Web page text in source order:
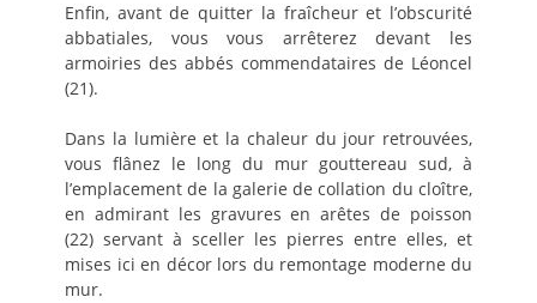
Enfin, avant de quitter la fraîcheur et l’obscurité
abbatiales, vous vous arrêterez devant les
armoiries des abbés commendataires de Léoncel
(21).
Dans la lumière et la chaleur du jour retrouvées,
vous flânez le long du mur gouttereau sud, à
l’emplacement de la galerie de collation du cloître,
en admirant les gravures en arêtes de poisson
(22) servant à sceller les pierres entre elles, et
mises ici en décor lors du remontage moderne du
mur.